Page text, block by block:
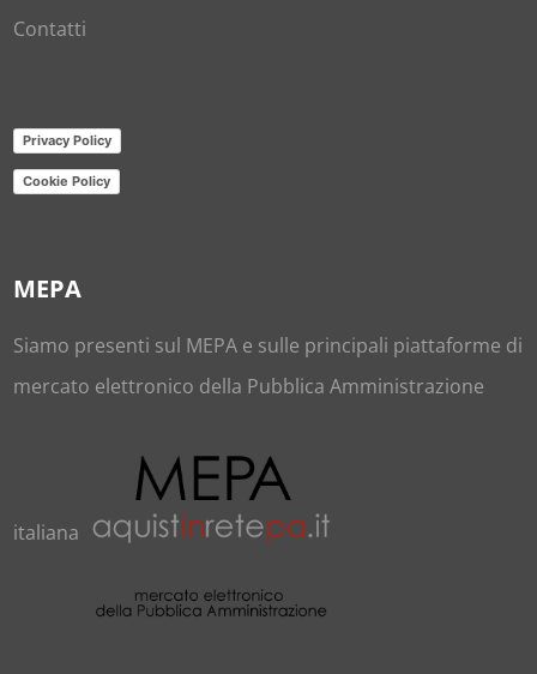
Contatti
Privacy Policy
Cookie Policy
MEPA
Siamo presenti sul MEPA e sulle principali piattaforme di
mercato elettronico della Pubblica Amministrazione
italiana